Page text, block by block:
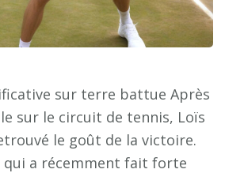
sur terre battue Après
sur le circuit de tennis, Loïs
le goût de la victoire.
qui a récemment fait forte